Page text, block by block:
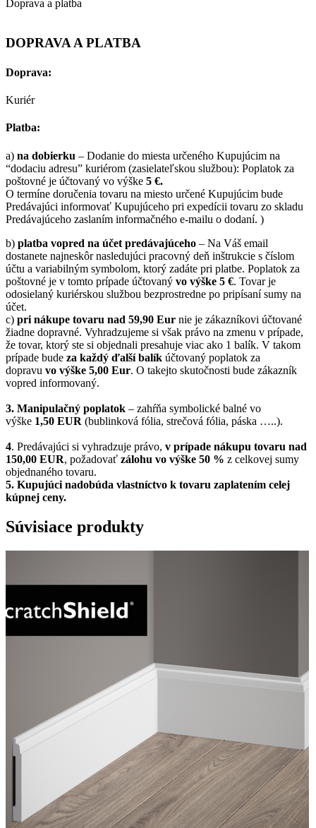
Doprava a platba
DOPRAVA A PLATBA
Doprava:
Kuriér
Platba:
a) na dobierku – Dodanie do miesta určeného Kupujúcim na
“dodaciu adresu” kuriérom (zasielateľskou službou): Poplatok za
poštovné je účtovaný vo výške 5 €.
O termíne doručenia tovaru na miesto určené Kupujúcim bude
Predávajúci informovať Kupujúceho pri expedícii tovaru zo skladu
Predávajúceho zaslaním informačného e-mailu o dodaní. )
b) platba vopred na účet predávajúceho – Na Váš email
dostanete najneskôr nasledujúci pracovný deň inštrukcie s číslom
účtu a variabilným symbolom, ktorý zadáte pri platbe. Poplatok za
poštovné je v tomto prípade účtovaný vo výške 5 €. Tovar je
odosielaný kuriérskou službou bezprostredne po pripísaní sumy na
účet.
c) pri nákupe tovaru nad 59,90 Eur nie je zákazníkovi účtované
žiadne dopravné. Vyhradzujeme si však právo na zmenu v prípade,
že tovar, ktorý ste si objednali presahuje viac ako 1 balík. V takom
prípade bude za každý ďalší balík účtovaný poplatok za
dopravu vo výške 5,00 Eur. O takejto skutočnosti bude zákazník
vopred informovaný.
3. Manipulačný poplatok – zahŕňa symbolické balné vo
výške 1,50 EUR (bublinková fólia, strečová fólia, páska …..).
4. Predávajúci si vyhradzuje právo, v prípade nákupu tovaru nad
150,00 EUR, požadovať zálohu vo výške 50 % z celkovej sumy
objednaného tovaru.
5. Kupujúci nadobúda vlastníctvo k tovaru zaplatením celej
kúpnej ceny.
Súvisiace produkty